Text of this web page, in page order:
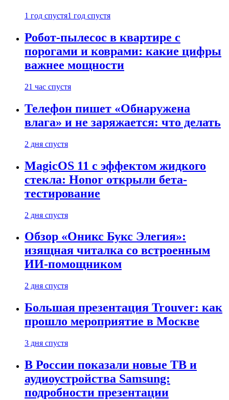
1 год спустя1 год спустя
Робот-пылесос в квартире с
порогами и коврами: какие цифры
важнее мощности
21 час спустя
Телефон пишет «Обнаружена
влага» и не заряжается: что делать
2 дня спустя
MagicOS 11 с эффектом жидкого
стекла: Honor открыли бета-
тестирование
2 дня спустя
Обзор «Оникс Букс Элегия»:
изящная читалка со встроенным
ИИ-помощником
2 дня спустя
Большая презентация Trouver: как
прошло мероприятие в Москве
3 дня спустя
В России показали новые ТВ и
аудиоустройства Samsung:
подробности презентации